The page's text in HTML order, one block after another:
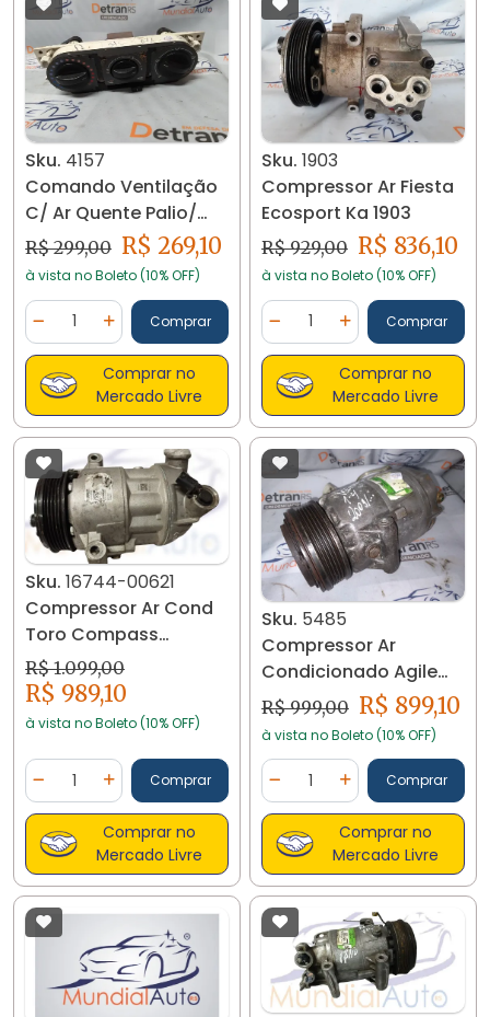
Sku. 4157
Comando Ventilação
C/ Ar Quente Palio/
Siena Strada G2 4157
R$ 299,00 R$ 269,10
à vista no Boleto (10% OFF)
Diminuir Quantidade
Quantidade
Adicionar Quantidade
Comprar
Comprar no
Mercado Livre
Sku. 1903
Compressor Ar Fiesta
Ecosport Ka 1903
R$ 929,00 R$ 836,10
à vista no Boleto (10% OFF)
Diminuir Quantidade
Quantidade
AdicionarComprar
Comprar no
Mercado Livre
Sku. 16744-00621
Compressor Ar Cond
Toro Compass
Renegade 1.3 Turbo
16744
R$ 1.099,00
R$ 989,10
à vista no Boleto (10% OFF)
Diminuir Quantidade
Quantidade
Adicionar Quantidade
Comprar
Comprar no
Mercado Livre
Sku. 5485
Compressor Ar
Condicionado Agile
Mtn 1.4 8v 2009/.. 5485
R$ 999,00 R$ 899,10
à vista no Boleto (10% OFF)
Diminuir Quantidade
Quantidade
AdicionarComprar
Comprar no
Mercado Livre